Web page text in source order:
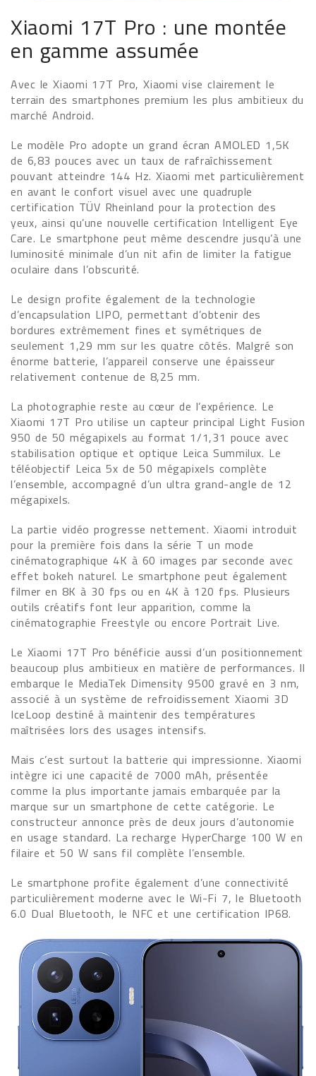
Xiaomi 17T Pro : une montée
en gamme assumée
Avec le Xiaomi 17T Pro, Xiaomi vise clairement le
terrain des smartphones premium les plus ambitieux du
marché Android.
Le modèle Pro adopte un grand écran AMOLED 1,5K
de 6,83 pouces avec un taux de rafraîchissement
pouvant atteindre 144 Hz. Xiaomi met particulièrement
en avant le confort visuel avec une quadruple
certification TÜV Rheinland pour la protection des
yeux, ainsi qu’une nouvelle certification Intelligent Eye
Care. Le smartphone peut même descendre jusqu’à une
luminosité minimale d’un nit afin de limiter la fatigue
oculaire dans l’obscurité.
Le design profite également de la technologie
d’encapsulation LIPO, permettant d’obtenir des
bordures extrêmement fines et symétriques de
seulement 1,29 mm sur les quatre côtés. Malgré son
énorme batterie, l’appareil conserve une épaisseur
relativement contenue de 8,25 mm.
La photographie reste au cœur de l’expérience. Le
Xiaomi 17T Pro utilise un capteur principal Light Fusion
950 de 50 mégapixels au format 1/1,31 pouce avec
stabilisation optique et optique Leica Summilux. Le
téléobjectif Leica 5x de 50 mégapixels complète
l’ensemble, accompagné d’un ultra grand-angle de 12
mégapixels.
La partie vidéo progresse nettement. Xiaomi introduit
pour la première fois dans la série T un mode
cinématographique 4K à 60 images par seconde avec
effet bokeh naturel. Le smartphone peut également
filmer en 8K à 30 fps ou en 4K à 120 fps. Plusieurs
outils créatifs font leur apparition, comme la
cinématographie Freestyle ou encore Portrait Live.
Le Xiaomi 17T Pro bénéficie aussi d’un positionnement
beaucoup plus ambitieux en matière de performances. Il
embarque le MediaTek Dimensity 9500 gravé en 3 nm,
associé à un système de refroidissement Xiaomi 3D
IceLoop destiné à maintenir des températures
maîtrisées lors des usages intensifs.
Mais c’est surtout la batterie qui impressionne. Xiaomi
intègre ici une capacité de 7000 mAh, présentée
comme la plus importante jamais embarquée par la
marque sur un smartphone de cette catégorie. Le
constructeur annonce près de deux jours d’autonomie
en usage standard. La recharge HyperCharge 100 W en
filaire et 50 W sans fil complète l’ensemble.
Le smartphone profite également d’une connectivité
particulièrement moderne avec le Wi-Fi 7, le Bluetooth
6.0 Dual Bluetooth, le NFC et une certification IP68.